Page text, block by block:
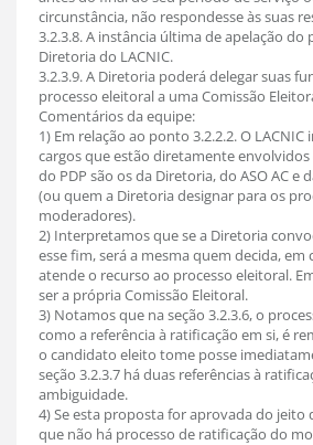
circunstância, não respondesse às suas
3.2.3.8. A instância última de apelação do
Diretoria do LACNIC.
3.2.3.9. A Diretoria poderá delegar suas
processo eleitoral a uma Comissão
Comentários da equipe:
1) Em relação ao ponto 3.2.2.2. O
cargos que estão diretamente
do PDP são os da Diretoria, do ASO AC e
(ou quem a Diretoria designar para os
moderadores).
2) Interpretamos que se a Diretoria
esse fim, será a mesma quem decida, em
atende o recurso ao processo eleitoral.
ser a própria Comissão Eleitoral.
3) Notamos que na seção 3.2.3.6, o
como a referência à ratificação em si, é
o candidato eleito tome posse
seção 3.2.3.7 há duas referências à
ambiguidade.
4) Se esta proposta for aprovada do jeito
que não há processo de ratificação do